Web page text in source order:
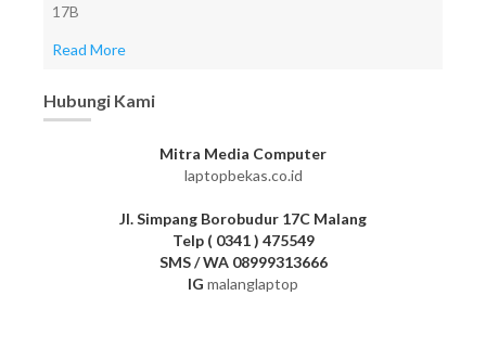
17B
Read More
Hubungi Kami
Mitra Media Computer
laptopbekas.co.id
Jl. Simpang Borobudur 17C Malang
Telp ( 0341 ) 475549
SMS / WA 08999313666
IG malanglaptop